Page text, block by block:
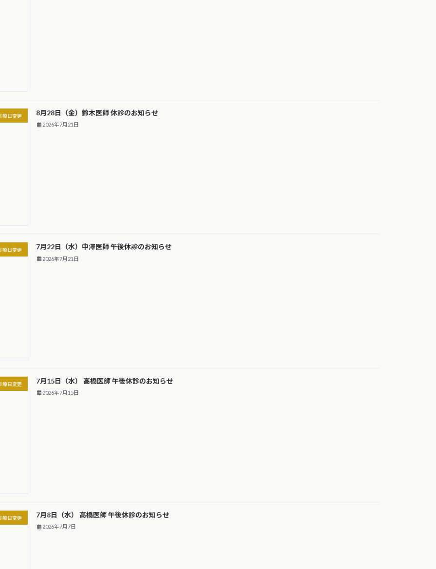
療日変更 8月28日（金）鈴木医師 休診のお知らせ
2026年7月21日
療日変更 7月22日（水）中澤医師 午後休診のお知らせ
2026年7月21日
療日変更 7月15日（水） 高橋医師 午後休診のお知らせ
2026年7月15日
療日変更 7月8日（水） 高橋医師 午後休診のお知らせ
2026年7月7日